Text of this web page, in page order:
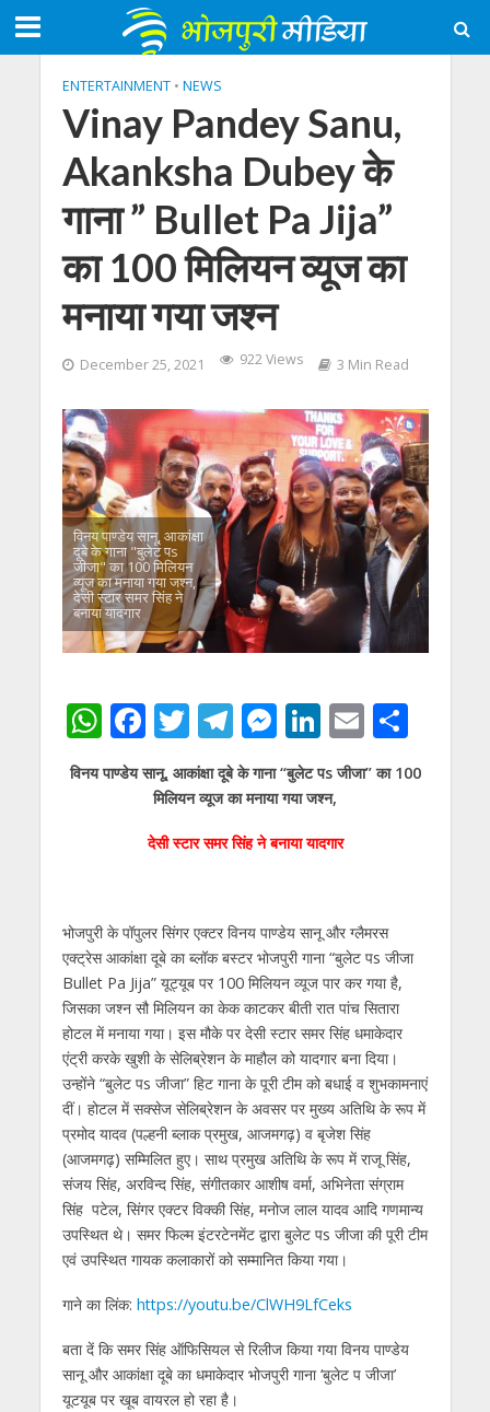
ENTERTAINMENT • NEWS
Vinay Pandey Sanu,
Akanksha Dubey के
गाना ” Bullet Pa Jija”
का 100 मिलियन व्यूज का
मनाया गया जश्न
December 25, 2021 922 Views 3 Min Read
विनय पाण्डेय सानू, आकांक्षा
दूबे के गाना "बुलेट पs
जीजा" का 100 मिलियन
व्यूज का मनाया गया जश्न,
देसी स्टार समर सिंह ने
बनाया यादगार
W
h
at
p
F
ac
e
b
o
k
T
w
itt
er
T
el
e
gr
a
M
e
ss
e
n
er
Li
n
k
e
dI
E
m
ai
S
h
ar
विनय पाण्डेय सानू, आकांक्षा दूबे के गाना “बुलेट पs जीजा” का 100
मिलियन व्यूज का मनाया गया जश्न,
देसी स्टार समर सिंह ने बनाया यादगार
भोजपुरी के पॉपुलर सिंगर एक्टर विनय पाण्डेय सानू और ग्लैमरस
एक्ट्रेस आकांक्षा दूबे का ब्लॉक बस्टर भोजपुरी गाना “बुलेट पs जीजा
Bullet Pa Jija” यूट्यूब पर 100 मिलियन व्यूज पार कर गया है,
जिसका जश्न सौ मिलियन का केक काटकर बीती रात पांच सितारा
होटल में मनाया गया। इस मौके पर देसी स्टार समर सिंह धमाकेदार
एंट्री करके खुशी के सेलिब्रेशन के माहौल को यादगार बना दिया।
उन्होंने “बुलेट पs जीजा” हिट गाना के पूरी टीम को बधाई व शुभकामनाएं
दीं। होटल में सक्सेज सेलिब्रेशन के अवसर पर मुख्य अतिथि के रूप में
प्रमोद यादव (पल्हनी ब्लाक प्रमुख, आजमगढ़) व बृजेश सिंह
(आजमगढ़) सम्मिलित हुए। साथ प्रमुख अतिथि के रूप में राजू सिंह,
संजय सिंह, अरविन्द सिंह, संगीतकार आशीष वर्मा, अभिनेता संग्राम
सिंह पटेल, सिंगर एक्टर विक्की सिंह, मनोज लाल यादव आदि गणमान्य
उपस्थित थे। समर फिल्म इंटरटेनमेंट द्वारा बुलेट पs जीजा की पूरी टीम
एवं उपस्थित गायक कलाकारों को सम्मानित किया गया।
गाने का लिंक: https://youtu.be/ClWH9LfCeks
बता दें कि समर सिंह ऑफिसियल से रिलीज किया गया विनय पाण्डेय
सानू और आकांक्षा दूबे का धमाकेदार भोजपुरी गाना ‘बुलेट प जीजा’
यूटयूब पर खूब वायरल हो रहा है।